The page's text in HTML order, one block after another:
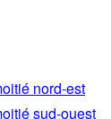
nord-est
sud-ouest